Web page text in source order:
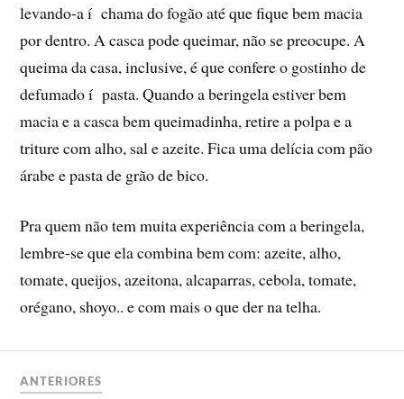
levando-a í chama do fogão até que fique bem macia
por dentro. A casca pode queimar, não se preocupe. A
queima da casa, inclusive, é que confere o gostinho de
defumado í pasta. Quando a beringela estiver bem
macia e a casca bem queimadinha, retire a polpa e a
triture com alho, sal e azeite. Fica uma delí­cia com pão
árabe e pasta de grão de bico.
Pra quem não tem muita experiência com a beringela,
lembre-se que ela combina bem com: azeite, alho,
tomate, queijos, azeitona, alcaparras, cebola, tomate,
orégano, shoyo.. e com mais o que der na telha.
ANTERIORES